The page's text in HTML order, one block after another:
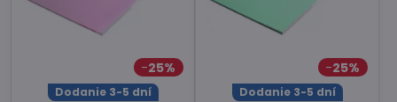
25%
Dodanie 3-5 dní
25%
Dodanie 3-5 dní